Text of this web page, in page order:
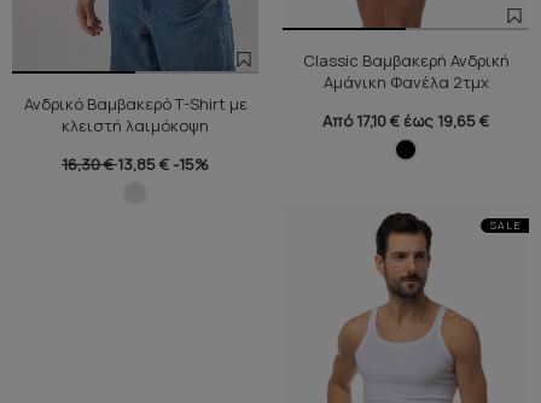
Ανδρικό Βαμβακερό T-Shirt με
κλειστή λαιμόκοψη
16,30 €13,85 € -15%
Classic Βαμβακερή Ανδρική
Αμάνικη Φανέλα 2τμχ
Από 17,10 € έως 19,65 €
SALE